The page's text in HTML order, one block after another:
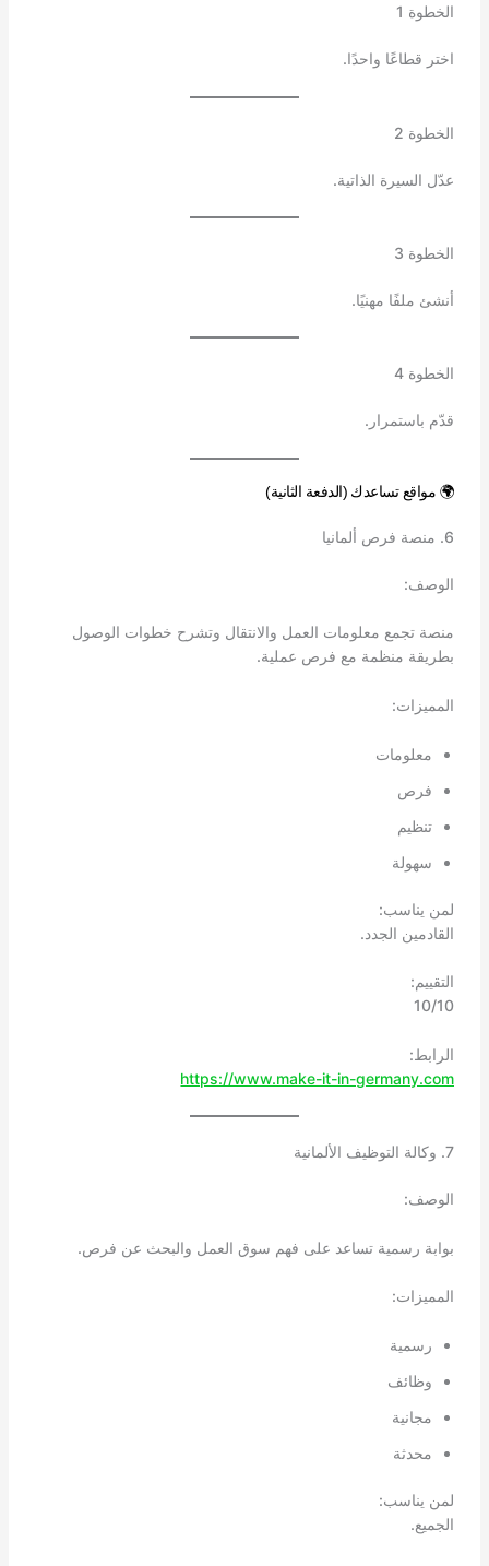
الخطوة 1
اختر قطاعًا واحدًا.
الخطوة 2
عدّل السيرة الذاتية.
الخطوة 3
أنشئ ملفًا مهنيًا.
الخطوة 4
قدّم باستمرار.
🌍 مواقع تساعدك (الدفعة الثانية)
6. منصة فرص ألمانيا
الوصف:
منصة تجمع معلومات العمل والانتقال وتشرح خطوات الوصول
بطريقة منظمة مع فرص عملية.
المميزات:
معلومات
فرص
تنظيم
سهولة
لمن يناسب:
القادمين الجدد.
التقييم:
10/10
الرابط:
https://www.make-it-in-germany.com
7. وكالة التوظيف الألمانية
الوصف:
بوابة رسمية تساعد على فهم سوق العمل والبحث عن فرص.
المميزات:
رسمية
وظائف
مجانية
محدثة
لمن يناسب:
الجميع.